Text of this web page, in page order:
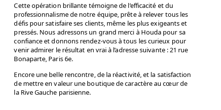
Cette opération brillante témoigne de l’efficacité et du
professionnalisme de notre équipe, prête à relever tous les
défis pour satisfaire ses clients, même les plus exigeants et
pressés. Nous adressons un grand merci à Houda pour sa
confiance et donnons rendez-vous à tous les curieux pour
venir admirer le résultat en vrai à l’adresse suivante : 21 rue
Bonaparte, Paris 6e.
Encore une belle rencontre, de la réactivité, et la satisfaction
de mettre en valeur une boutique de caractère au cœur de
la Rive Gauche parisienne.